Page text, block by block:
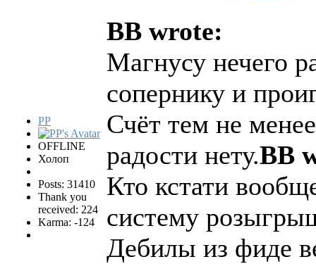
PP
OFFLINE
Холоп
Posts: 31410
Thank you
received: 224
Karma: -124
BB wrote:
Магнусу нечего
сопернику и
Счёт тем не
радости нету.BB
Кто кстати
систему
Дебилы из фиде